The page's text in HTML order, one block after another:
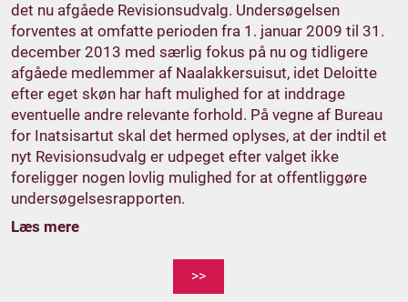
det nu afgåede Revisionsudvalg. Undersøgelsen
forventes at omfatte perioden fra 1. januar 2009 til 31.
december 2013 med særlig fokus på nu og tidligere
afgåede medlemmer af Naalakkersuisut, idet Deloitte
efter eget skøn har haft mulighed for at inddrage
eventuelle andre relevante forhold. På vegne af Bureau
for Inatsisartut skal det hermed oplyses, at der indtil et
nyt Revisionsudvalg er udpeget efter valget ikke
foreligger nogen lovlig mulighed for at offentliggøre
undersøgelsesrapporten.
Læs mere
>>